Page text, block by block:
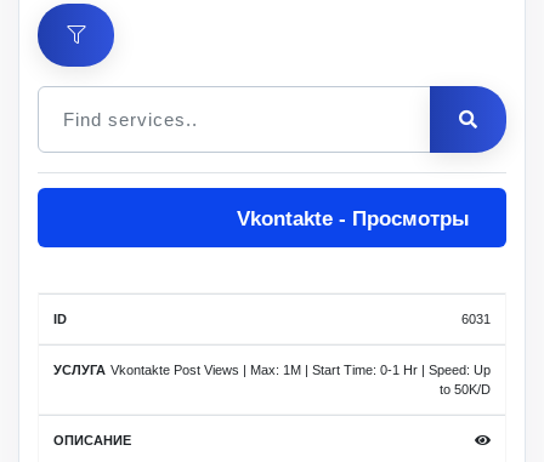
ID Услуга
шт.
Мин.
заказ
Макс.
заказ
Описание
Vkontakte - Просмотры
6031
Vkontakte Post Views | Max: 1M | Start Time: 0-1 Hr | Speed: Up
to 50K/D